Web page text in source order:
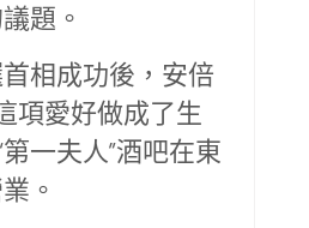
題。
相成功後，安倍
項愛好做成了生
第一夫人”酒吧在東
。